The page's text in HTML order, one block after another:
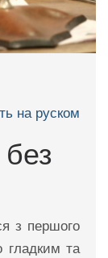
на руском
без
з першого
гладким та